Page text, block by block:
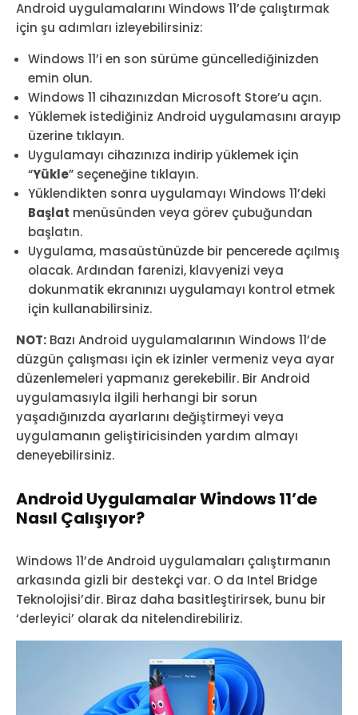
Android uygulamalarını Windows 11’de çalıştırmak
için şu adımları izleyebilirsiniz:
Windows 11’i en son sürüme güncellediğinizden
emin olun.
Windows 11 cihazınızdan Microsoft Store’u açın.
Yüklemek istediğiniz Android uygulamasını arayıp
üzerine tıklayın.
Uygulamayı cihazınıza indirip yüklemek için
“Yükle” seçeneğine tıklayın.
Yüklendikten sonra uygulamayı Windows 11’deki
Başlat menüsünden veya görev çubuğundan
başlatın.
Uygulama, masaüstünüzde bir pencerede açılmış
olacak. Ardından farenizi, klavyenizi veya
dokunmatik ekranınızı uygulamayı kontrol etmek
için kullanabilirsiniz.
NOT: Bazı Android uygulamalarının Windows 11’de
düzgün çalışması için ek izinler vermeniz veya ayar
düzenlemeleri yapmanız gerekebilir. Bir Android
uygulamasıyla ilgili herhangi bir sorun
yaşadığınızda ayarlarını değiştirmeyi veya
uygulamanın geliştiricisinden yardım almayı
deneyebilirsiniz.
Android Uygulamalar Windows 11’de
Nasıl Çalışıyor?
Windows 11’de Android uygulamaları çalıştırmanın
arkasında gizli bir destekçi var. O da Intel Bridge
Teknolojisi’dir. Biraz daha basitleştirirsek, bunu bir
‘derleyici’ olarak da nitelendirebiliriz.